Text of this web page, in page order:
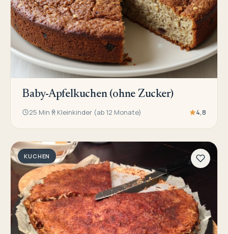
Baby-Apfelkuchen (ohne Zucker)
25 Min Kleinkinder (ab 12 Monate) 4,8
KUCHEN